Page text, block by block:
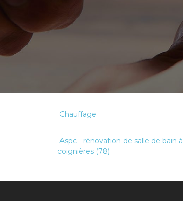
Chauffage
Aspc - rénovation de salle de bain à
coignières (78)